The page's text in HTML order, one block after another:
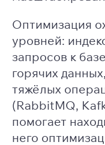
Оптимизация
уровней:
запросов к
горячих
тяжёлых
(RabbitMQ,
помогает
него